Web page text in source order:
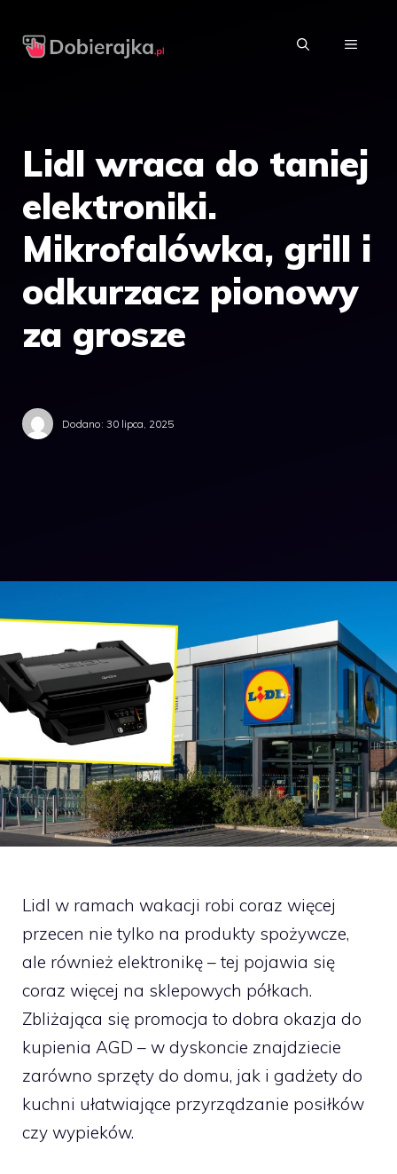
MENU
Lidl wraca do taniej
elektroniki.
Mikrofalówka, grill i
odkurzacz pionowy
za grosze
Dodano: 30 lipca, 2025
Lidl w ramach wakacji robi coraz więcej
przecen nie tylko na produkty spożywcze,
ale również elektronikę – tej pojawia się
coraz więcej na sklepowych półkach.
Zbliżająca się promocja to dobra okazja do
kupienia AGD – w dyskoncie znajdziecie
zarówno sprzęty do domu, jak i gadżety do
kuchni ułatwiające przyrządzanie posiłków
czy wypieków.